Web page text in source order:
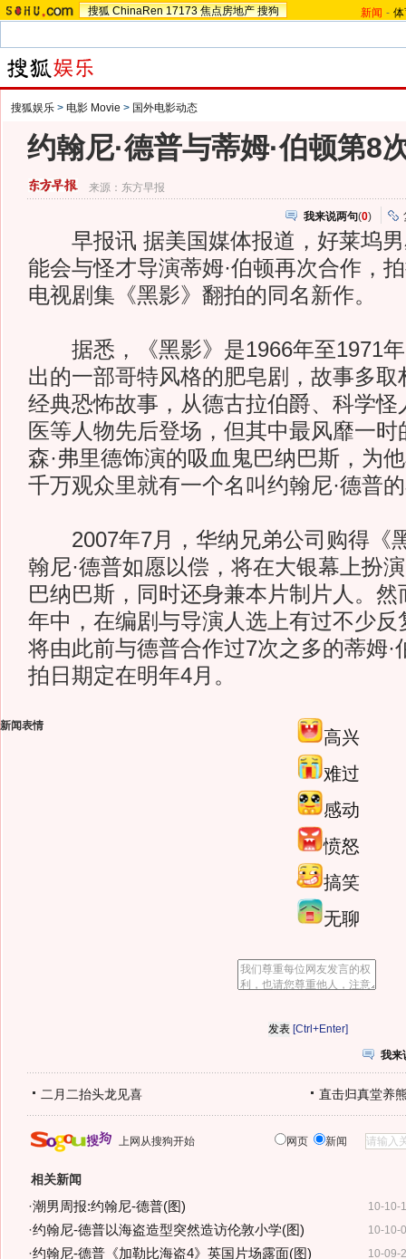
搜狐 ChinaRen 17173 焦点房地产 搜狗 新闻 -
搜狐娱乐 > 电影 Movie > 国外电影动态
约翰尼·德普与蒂姆·伯顿第8
来源： 东方早报
我来说两句(0)
早报讯 据美国媒体报道，好莱坞男
能会与怪才导演蒂姆·伯顿再次合作，
电视剧集《黑影》翻拍的同名新作。
据悉，《黑影》是1966年至1971年
出的一部哥特风格的肥皂剧，故事多取
经典恐怖故事，从德古拉伯爵、科学怪
医等人物先后登场，但其中最风靡一
森·弗里德饰演的吸血鬼巴纳巴斯，为
千万观众里就有一个名叫约翰尼·德普
2007年7月，华纳兄弟公司购得《
翰尼·德普如愿以偿，将在大银幕上扮
巴纳巴斯，同时还身兼本片制片人。
年中，在编剧与导演人选上有过不少反
将由此前与德普合作过7次之多的蒂姆·
拍日期定在明年4月。
新闻表情
高兴
难过
感动
愤怒
搞笑
无聊
[Ctrl+Enter]
我来
二月二抬头龙见喜 直击归真堂养
上网从搜狗开始 网页 新闻
相关新闻
10-10-
·潮男周报:约翰尼-德普(图)
10-10-
·约翰尼-德普以海盗造型突然造访伦敦小学(图)
10-09-
·约翰尼-德普《加勒比海盗4》英国片场露面(图)